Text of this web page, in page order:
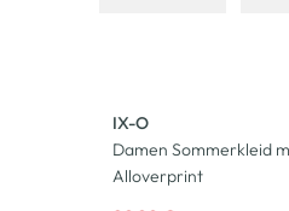
IX-O
Damen Sommerkleid
Alloverprint